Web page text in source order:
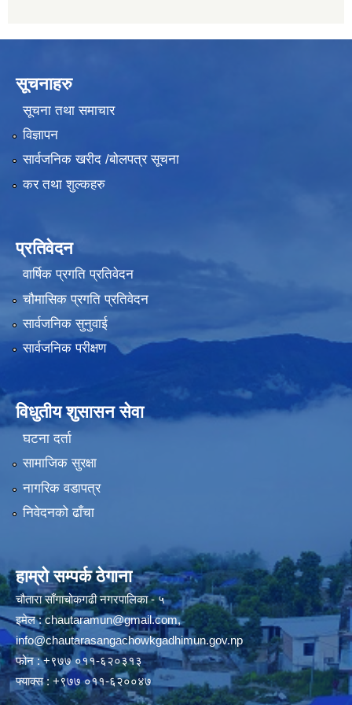
सूचनाहरु
सूचना तथा समाचार
विज्ञापन
सार्वजनिक खरीद /बोलपत्र सूचना
कर तथा शुल्कहरु
प्रतिवेदन
वार्षिक प्रगति प्रतिवेदन
चौमासिक प्रगति प्रतिवेदन
सार्वजनिक सुनुवाई
सार्वजनिक परीक्षण
विधुतीय शुसासन सेवा
घटना दर्ता
सामाजिक सुरक्षा
नागरिक वडापत्र
निवेदनको ढाँचा
हाम्रो सम्पर्क ठेगाना
चौतारा साँगाचोकगढी नगरपालिका - ५
इमेल :chautaramun@gmail.com,
info@chautarasangachowkgadhimun.gov.np
फोन : +९७७ ०११-६२०३१३
फ्याक्स : +९७७ ०११-६२००४७